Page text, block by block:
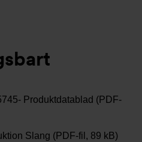
Produktdatablad (PDF-
Slang (PDF-fil, 89 kB)